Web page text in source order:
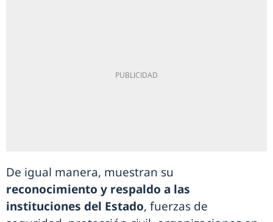
De igual manera, muestran su
reconocimiento y respaldo a las
instituciones del Estado, fuerzas de